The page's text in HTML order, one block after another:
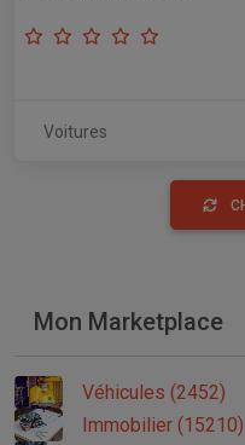
Voitures
Mon Marketplace
Véhicules (2452)
Immobilier (15210)